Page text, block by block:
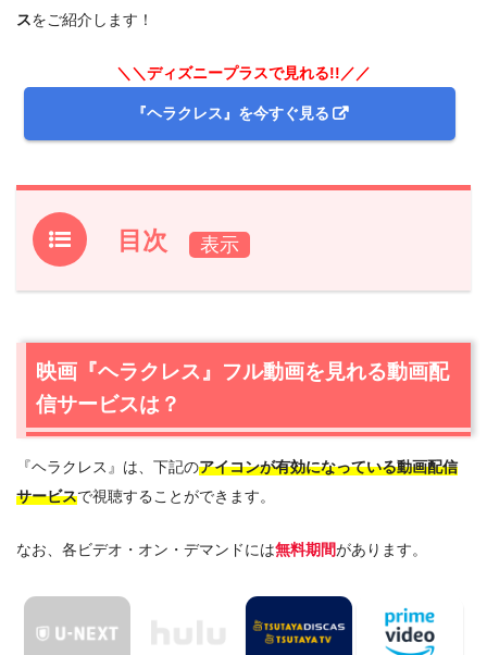
スをご紹介します！
＼＼ディズニープラスで見れる!!／／
『ヘラクレス』を今すぐ見る
目次
1.映画『ヘラクレス』フル動画を見れる動画配信サービス
すすめ
1.2映画『ヘラクレス』を動画配信＆宅配レンタルで楽しめ
るTSUTAYA TVもおすすめ
2.『ヘラクレス』作品情報
2.1 『ヘラクレス』あらすじ
2.4『ヘラクレス』は日本語吹替版も楽しめる
3.映画『ヘラクレス』の動画はDailymotionやPandoraで
映画『ヘラクレス』フル動画を見れる動画配
信サービスは？
『ヘラクレス』は、下記のアイコンが有効になっている動画配信
サービスで視聴することができます。
なお、各ビデオ・オン・デマンドには無料期間があります。